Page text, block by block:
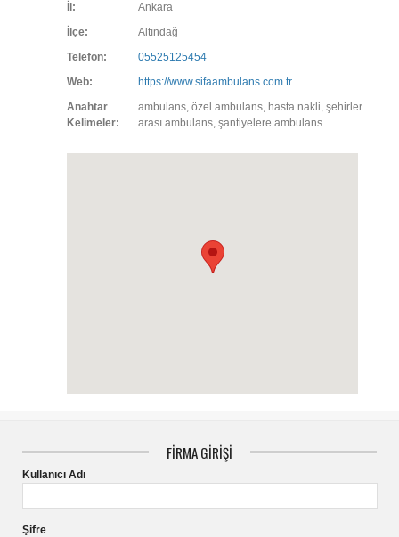
İl:
Ankara
İlçe:
Altındağ
Telefon:
05525125454
Web:
https://www.sifaambulans.com.tr
Anahtar
Kelimeler:
ambulans, özel ambulans, hasta nakli, şehirler
arası ambulans, şantiyelere ambulans
FİRMA GİRİŞİ
Kullanıcı Adı
Şifre